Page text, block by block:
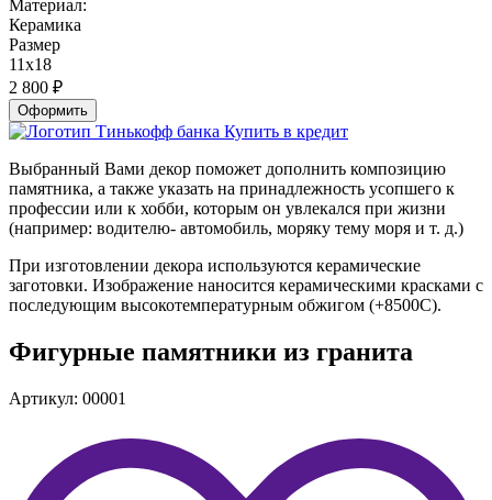
Материал:
Керамика
Размер
11х18
2 800 ₽
Оформить
Купить в кредит
Выбранный Вами декор поможет дополнить композицию
памятника, а также указать на принадлежность усопшего к
профессии или к хобби, которым он увлекался при жизни
(например: водителю- автомобиль, моряку тему моря и т. д.)
При изготовлении декора используются керамические
заготовки. Изображение наносится керамическими красками с
последующим высокотемпературным обжигом (+8500С).
Фигурные памятники из гранита
Артикул: 00001